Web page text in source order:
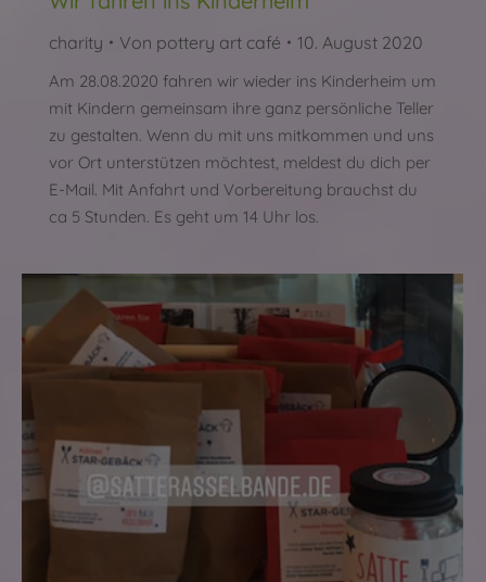
charity Von pottery art café 10. August 2020
Am 28.08.2020 fahren wir wieder ins Kinderheim um
mit Kindern gemeinsam ihre ganz persönliche Teller
zu gestalten. Wenn du mit uns mitkommen und uns
vor Ort unterstützen möchtest, meldest du dich per
E-Mail. Mit Anfahrt und Vorbereitung brauchst du
ca 5 Stunden. Es geht um 14 Uhr los.